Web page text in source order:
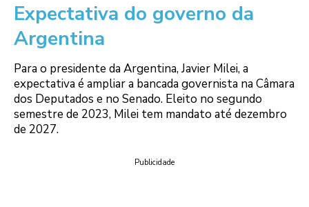
Expectativa do governo da
Argentina
Para o presidente da Argentina, Javier Milei, a
expectativa é ampliar a bancada governista na Câmara
dos Deputados e no Senado. Eleito no segundo
semestre de 2023, Milei tem mandato até dezembro
de 2027.
Publicidade